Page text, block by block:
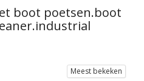
boot poetsen.boot
Meest bekeken